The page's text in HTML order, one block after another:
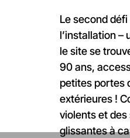
Le second
l’installation –
le site se
90 ans,
petites portes
extérieures !
violents et
glissantes à